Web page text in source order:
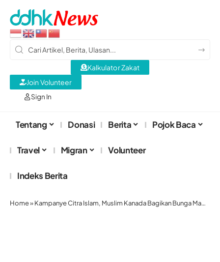
Sign In
Kalkulator Zakat
Join Volunteer
Tentang Donasi Berita Pojok Baca
Travel Migran Volunteer
Indeks Berita
Home»Kampanye Citra Islam, Muslim Kanada Bagikan Bunga Mawar